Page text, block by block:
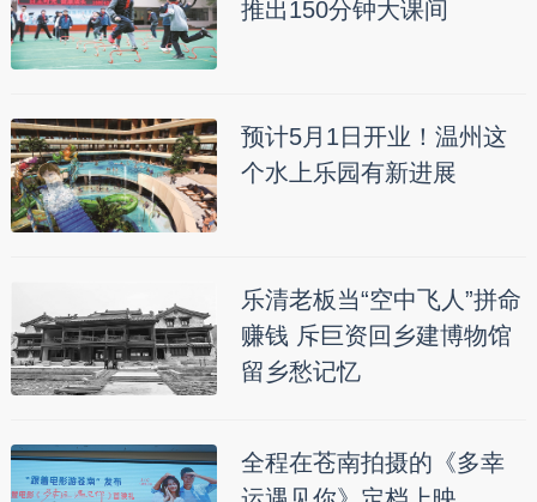
推出150分钟大课间
预计5月1日开业！温州这
个水上乐园有新进展
乐清老板当“空中飞人”拼命
赚钱 斥巨资回乡建博物馆
留乡愁记忆
全程在苍南拍摄的《多幸